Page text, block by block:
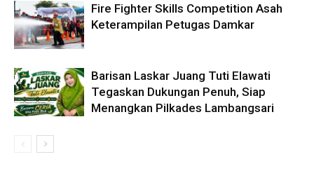
Fire Fighter Skills Competition Asah
Keterampilan Petugas Damkar
Barisan Laskar Juang Tuti Elawati
Tegaskan Dukungan Penuh, Siap
Menangkan Pilkades Lambangsari